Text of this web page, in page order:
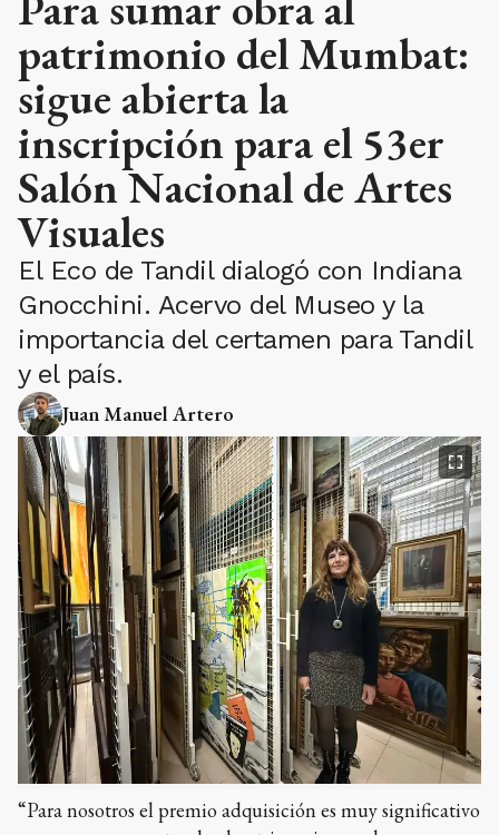
patrimonio del Mumbat:
sigue abierta la
inscripción para el 53er
Salón Nacional de Artes
Visuales
El Eco de Tandil dialogó con Indiana
Gnocchini. Acervo del Museo y la
importancia del certamen para Tandil
y el país.
Juan Manuel Artero
“Para nosotros el premio adquisición es muy significativo